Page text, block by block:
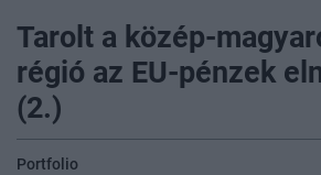
Tarolt a közép-
régió az EU-pénzek
(2.)
Portfolio